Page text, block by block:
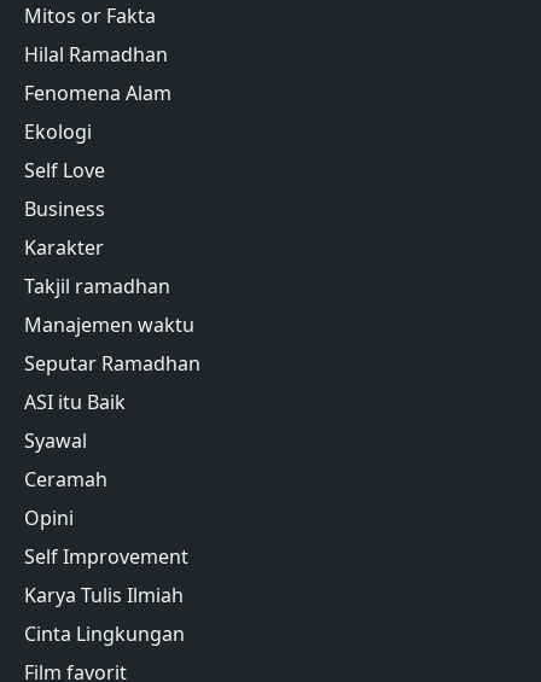
Mitos or Fakta
Hilal Ramadhan
Fenomena Alam
Ekologi
Self Love
Business
Karakter
Takjil ramadhan
Manajemen waktu
Seputar Ramadhan
ASI itu Baik
Syawal
Ceramah
Opini
Self Improvement
Karya Tulis Ilmiah
Cinta Lingkungan
Film favorit